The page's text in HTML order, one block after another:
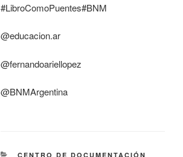
#LibroComoPuentes#BNM
@educacion.ar
@fernandoariellopez
@BNMArgentina
CENTRO DE DOCUMENTACIÓN